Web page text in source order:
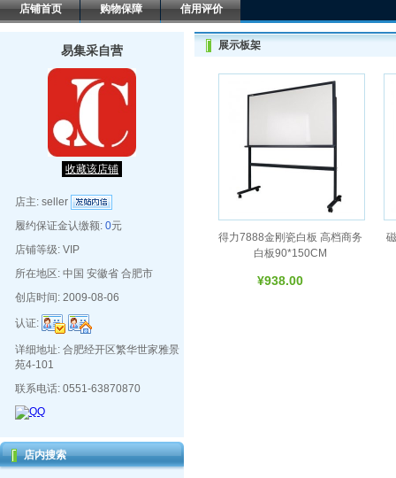
店铺首页 购物保障 信用评价
易集采自营
收藏该店铺
店主: seller
履约保证金认缴额: 0元
店铺等级: VIP
所在地区: 中国 安徽省 合肥市
创店时间: 2009-08-06
认证:
详细地址: 合肥经开区繁华世家雅景
苑4-101
联系电话: 0551-63870870
店内搜索
展示板架
得力7888金刚瓷白板 高档商务
白板90*150CM
¥938.00